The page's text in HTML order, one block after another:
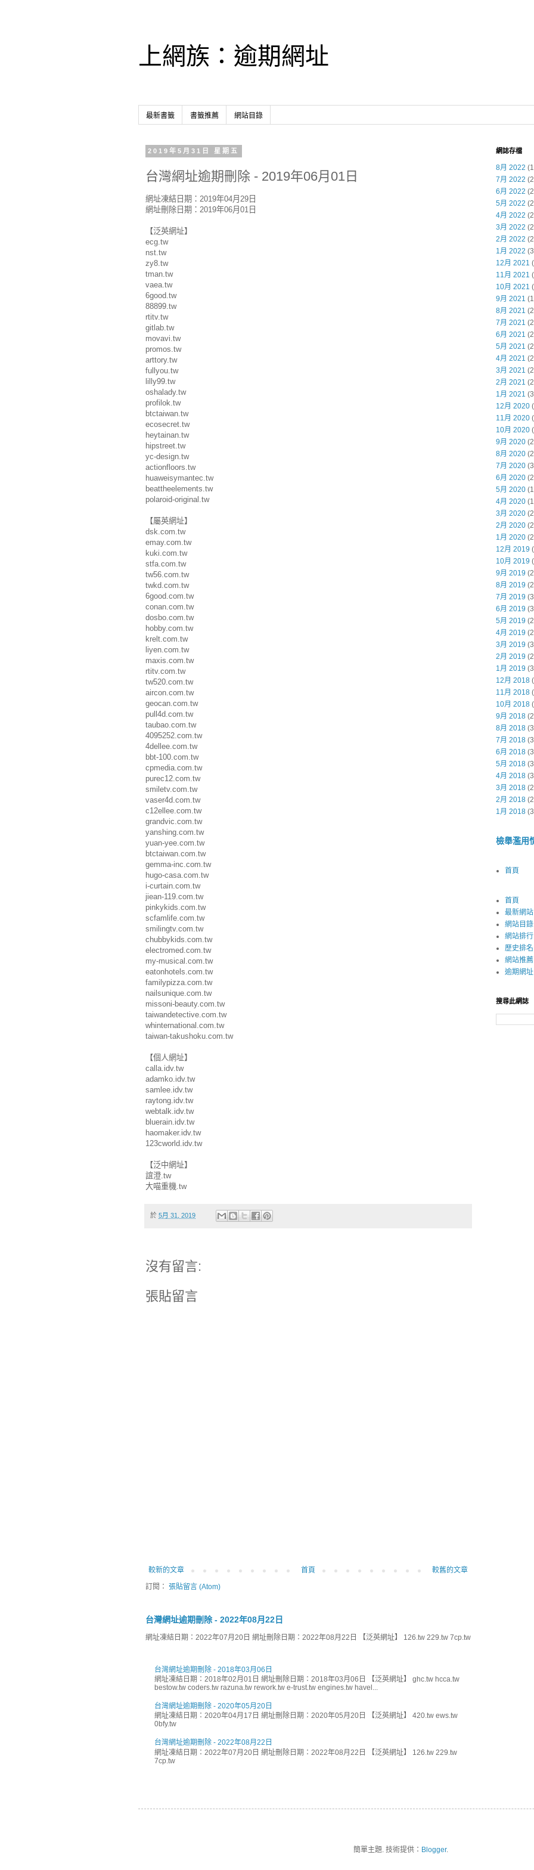
上網族：逾期網址
最新書籤 書籤推薦 網站目錄
2019年5月31日 星期五
台灣網址逾期刪除 - 2019年06月01日
網址凍結日期：2019年04月29日
網址刪除日期：2019年06月01日
【泛英網址】
ecg.tw
nst.tw
zy8.tw
tman.tw
vaea.tw
6good.tw
88899.tw
rtitv.tw
gitlab.tw
movavi.tw
promos.tw
arttory.tw
fullyou.tw
lilly99.tw
oshalady.tw
profilok.tw
btctaiwan.tw
ecosecret.tw
heytainan.tw
hipstreet.tw
yc-design.tw
actionfloors.tw
huaweisymantec.tw
beattheelements.tw
polaroid-original.tw
【屬英網址】
dsk.com.tw
emay.com.tw
kuki.com.tw
stfa.com.tw
tw56.com.tw
twkd.com.tw
6good.com.tw
conan.com.tw
dosbo.com.tw
hobby.com.tw
krelt.com.tw
liyen.com.tw
maxis.com.tw
rtitv.com.tw
tw520.com.tw
aircon.com.tw
geocan.com.tw
pull4d.com.tw
taubao.com.tw
4095252.com.tw
4dellee.com.tw
bbt-100.com.tw
cpmedia.com.tw
purec12.com.tw
smiletv.com.tw
vaser4d.com.tw
c12ellee.com.tw
grandvic.com.tw
yanshing.com.tw
yuan-yee.com.tw
btctaiwan.com.tw
gemma-inc.com.tw
hugo-casa.com.tw
i-curtain.com.tw
jiean-119.com.tw
pinkykids.com.tw
scfamlife.com.tw
smilingtv.com.tw
chubbykids.com.tw
electromed.com.tw
my-musical.com.tw
eatonhotels.com.tw
familypizza.com.tw
nailsunique.com.tw
missoni-beauty.com.tw
taiwandetective.com.tw
whinternational.com.tw
taiwan-takushoku.com.tw
【個人網址】
calla.idv.tw
adamko.idv.tw
samlee.idv.tw
raytong.idv.tw
webtalk.idv.tw
bluerain.idv.tw
haomaker.idv.tw
123cworld.idv.tw
【泛中網址】
誼澄.tw
大喵重機.tw
於 5月 31, 2019
沒有留言:
張貼留言
較新的文章 較舊的文章
首頁
訂閱： 張貼留言 (Atom)
台灣網址逾期刪除 - 2022年08月22日
網址凍結日期：2022年07月20日 網址刪除日期：2022年08月22日 【泛英網址】 126.tw 229.tw 7cp.tw
台灣網址逾期刪除 - 2018年03月06日
網址凍結日期：2018年02月01日 網址刪除日期：2018年03月06日 【泛英網址】 ghc.tw hcca.tw
bestow.tw coders.tw razuna.tw rework.tw e-trust.tw engines.tw havel...
台灣網址逾期刪除 - 2020年05月20日
網址凍結日期：2020年04月17日 網址刪除日期：2020年05月20日 【泛英網址】 420.tw ews.tw
0bfy.tw
台灣網址逾期刪除 - 2022年08月22日
網址凍結日期：2022年07月20日 網址刪除日期：2022年08月22日 【泛英網址】 126.tw 229.tw
7cp.tw
網誌存檔
8月 2022
7月 2022
6月 2022
5月 2022
4月 2022
3月 2022
2月 2022
1月 2022
12月 2021
11月 2021
10月 2021
9月 2021
8月 2021
7月 2021
6月 2021
5月 2021
4月 2021
3月 2021
2月 2021
1月 2021
12月 2020
11月 2020
10月 2020
9月 2020
8月 2020
7月 2020
6月 2020
5月 2020
4月 2020
3月 2020
2月 2020
1月 2020
12月 2019
10月 2019
9月 2019
8月 2019
7月 2019
6月 2019
5月 2019
4月 2019
3月 2019
2月 2019
1月 2019
12月 2018
11月 2018
10月 2018
9月 2018
8月 2018
7月 2018
6月 2018
5月 2018
4月 2018
3月 2018
2月 2018
1月 2018
檢舉濫用
首頁
首頁
最新網站
網站目錄
網站排行
歷史排名
網站推薦
逾期網址
搜尋此網誌
簡單主題. 技術提供： Blogger.